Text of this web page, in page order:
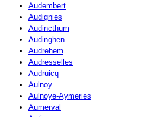
Audembert
Audignies
Audincthum
Audinghen
Audrehem
Audresselles
Audruicq
Aulnoy
Aulnoye-Aymeries
Aumerval